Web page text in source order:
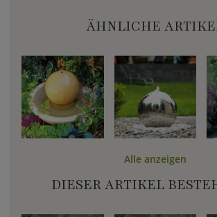
ÄHNLICHE
Alle anzeigen
DIESER ARTIKEL